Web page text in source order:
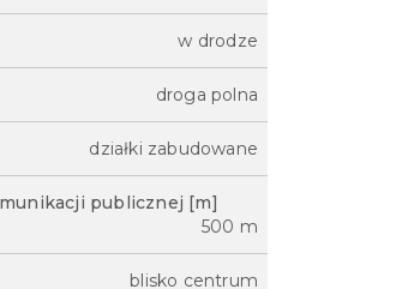
w drodze
droga polna
działki zabudowane
publicznej [m]
500 m
blisko centrum